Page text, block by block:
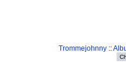
Trommejohnny::